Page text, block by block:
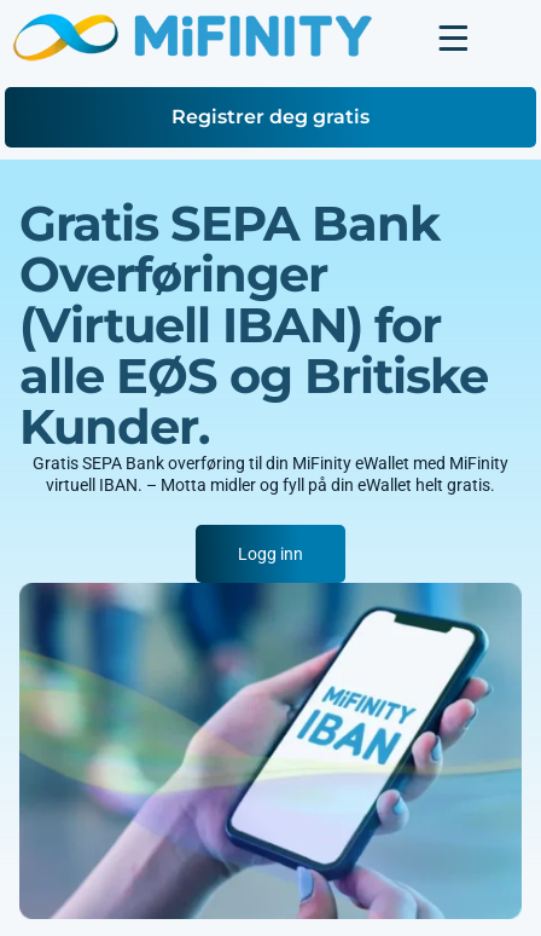
Registrer deg gratis
Gratis SEPA Bank
Overføringer
(Virtuell IBAN) for
alle EØS og Britiske
Kunder.
Gratis SEPA Bank overføring til din MiFinity eWallet med MiFinity
virtuell IBAN. – Motta midler og fyll på din eWallet helt gratis.
Logg inn